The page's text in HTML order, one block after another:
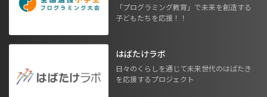
「プログラミング教育」で未来を創造する
子どもたちを応援！！
はばたけラボ
日々のくらしを通じて未来世代のはばたき
を応援するプロジェクト